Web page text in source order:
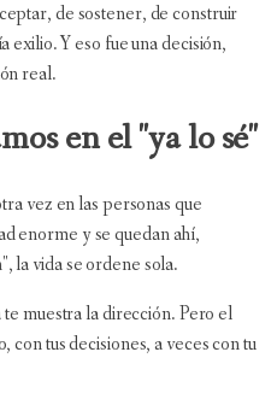
de sostener, de construir
Y eso fue una decisión,
real.
en el "ya lo sé"
vez en las personas que
enorme y se quedan ahí,
la vida se ordene sola.
muestra la dirección. Pero el
con tus decisiones, a veces con tu